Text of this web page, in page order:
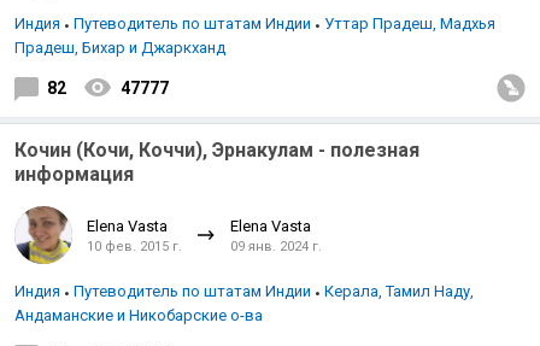
Индия Путеводитель по штатам Индии
Уттар Прадеш, Мадхья
Прадеш, Бихар и Джаркханд
82 47777
Кочин (Кочи, Коччи), Эрнакулам - полезная
информация
Elena Vasta
10 фев. 2015 г.
Elena Vasta
09 янв. 2024 г.
Индия Путеводитель по штатам Индии
Керала, Тамил Наду,
Андаманские и Никобарские о-ва